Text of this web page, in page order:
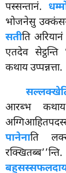
पस्सन्तानं.
भोजनेसु
सतीति
एतदेव
कथाय उप्पन्नत्ता.
आरब्भ कथाय
पानेनाति